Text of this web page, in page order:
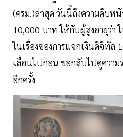
(ครม.)ล่าสุด วันนี้ถึงความคืบห
10,000 บาท ให้กับผู้สูงอายุว่า
ในเรื่องของการแจกเงินดิจิทัล
เลื่อนไปก่อน ขอกลับไปดูความ
อีกครั้ง